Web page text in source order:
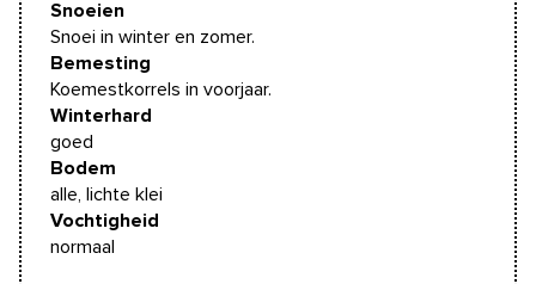
Snoeien
Snoei in winter en zomer.
Bemesting
Koemestkorrels in voorjaar.
Winterhard
goed
Bodem
alle, lichte klei
Vochtigheid
normaal